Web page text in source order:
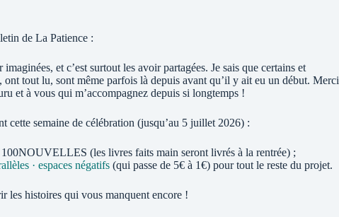
de La Patience :
et c’est surtout les avoir partagées. Je sais que certains et
ont tout lu, sont même parfois là depuis avant qu’il y ait eu un début. Merci
et à vous qui m’accompagnez depuis si longtemps !
cette semaine de célébration (jusqu’au 5 juillet 2026) :
(les livres faits main seront livrés à la rentrée) ;
· espaces négatifs (qui passe de 5€ à 1€) pour tout le reste du projet.
les histoires qui vous manquent encore !